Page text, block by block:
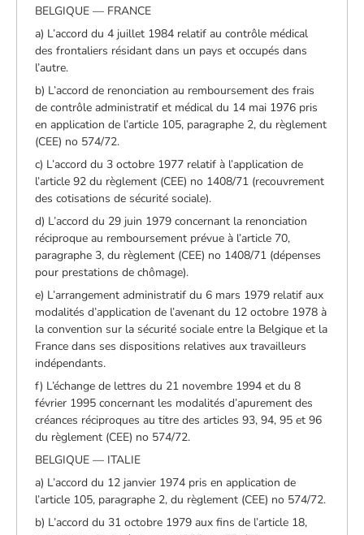
BELGIQUE — FRANCE
a) L’accord du 4 juillet 1984 relatif au contrôle médical
des frontaliers résidant dans un pays et occupés dans
l’autre.
b) L’accord de renonciation au remboursement des frais
de contrôle administratif et médical du 14 mai 1976 pris
en application de l’article 105, paragraphe 2, du règlement
(CEE) no 574/72.
c) L’accord du 3 octobre 1977 relatif à l’application de
l’article 92 du règlement (CEE) no 1408/71 (recouvrement
des cotisations de sécurité sociale).
d) L’accord du 29 juin 1979 concernant la renonciation
réciproque au remboursement prévue à l’article 70,
paragraphe 3, du règlement (CEE) no 1408/71 (dépenses
pour prestations de chômage).
e) L’arrangement administratif du 6 mars 1979 relatif aux
modalités d’application de l’avenant du 12 octobre 1978 à
la convention sur la sécurité sociale entre la Belgique et la
France dans ses dispositions relatives aux travailleurs
indépendants.
f) L’échange de lettres du 21 novembre 1994 et du 8
février 1995 concernant les modalités d’apurement des
créances réciproques au titre des articles 93, 94, 95 et 96
du règlement (CEE) no 574/72.
BELGIQUE — ITALIE
a) L’accord du 12 janvier 1974 pris en application de
l’article 105, paragraphe 2, du règlement (CEE) no 574/72.
b) L’accord du 31 octobre 1979 aux fins de l’article 18,